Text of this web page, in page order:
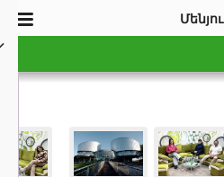
Մենյու